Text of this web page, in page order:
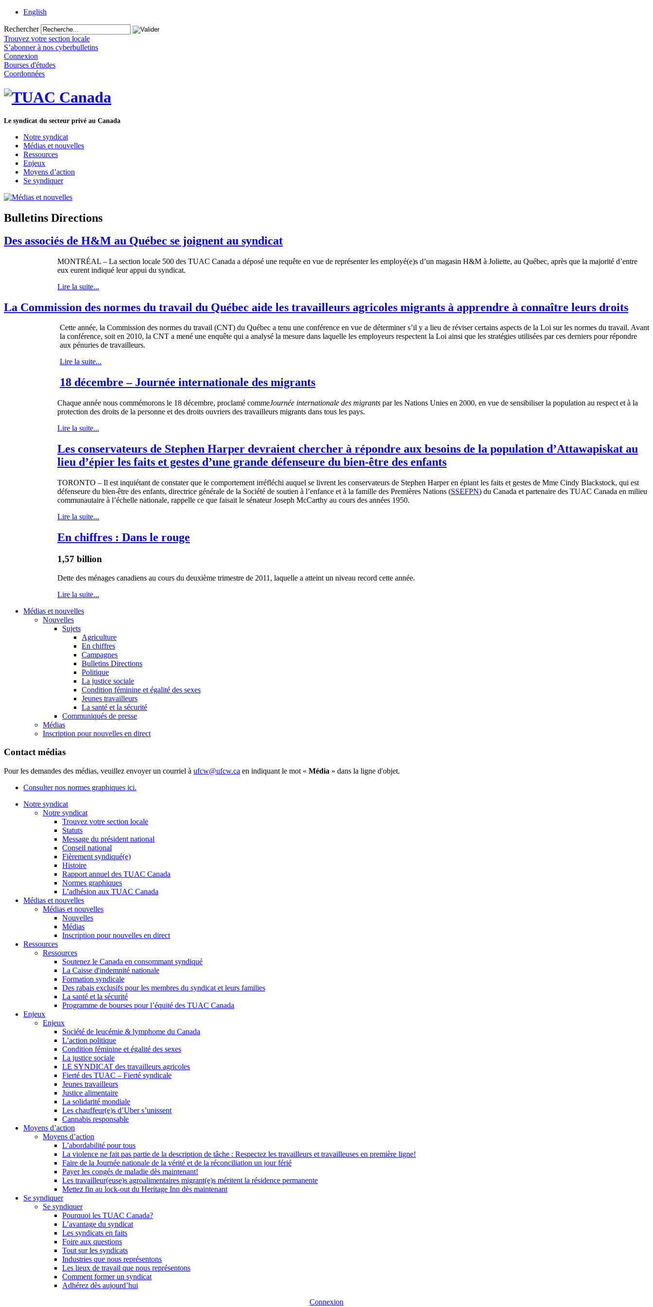
English
Rechercher
Trouvez votre section locale
S’abonner à nos cyberbulletins
Connexion
Bourses d'études
Coordonnées
Le syndicat du secteur privé au Canada
Notre syndicat
Médias et nouvelles
Ressources
Enjeux
Moyens d’action
Se syndiquer
Bulletins Directions
Des associés de H&M au Québec se joignent au syndicat
MONTRÉAL – La section locale 500 des TUAC Canada a déposé une requête en vue de représenter les employé(e)s d’un magasin H&M à Joliette, au Québec, après que la majorité d’entre
eux eurent indiqué leur appui du syndicat.
Lire la suite...
La Commission des normes du travail du Québec aide les travailleurs agricoles migrants à apprendre à connaître leurs droits
Cette année, la Commission des normes du travail (CNT) du Québec a tenu une conférence en vue de déterminer s’il y a lieu de réviser certains aspects de la Loi sur les normes du travail. Avant
la conférence, soit en 2010, la CNT a mené une enquête qui a analysé la mesure dans laquelle les employeurs respectent la Loi ainsi que les stratégies utilisées par ces derniers pour répondre
aux pénuries de travailleurs.
Lire la suite...
18 décembre – Journée internationale des migrants
Chaque année nous commémorons le 18 décembre, proclamé commeJournée internationale des migrants par les Nations Unies en 2000, en vue de sensibiliserla population au respect et à la
protection des droits de la personne et des droits ouvriers des travailleurs migrants dans tous les pays.
Lire la suite...
Les conservateurs de Stephen Harper devraient chercher à répondre aux besoins de la population d’Attawapiskat au
lieu d’épier les faits et gestes d’une grande défenseure du bien-être des enfants
TORONTO – Il est inquiétant de constater que le comportement irréfléchi auquel se livrent les conservateurs de Stephen Harper en épiant les faits et gestes de Mme Cindy Blackstock, qui est
défenseure du bien-être des enfants, directrice générale de la Société de soutien à l’enfance et à la famille des Premières Nations (SSEFPN) du Canada et partenaire des TUAC Canada en milieu
communautaire à l’échelle nationale, rappelle ce que faisait le sénateurJoseph McCarthy au cours des années 1950.
Lire la suite...
En chiffres : Dans le rouge
1,57 billion
Dette des ménages canadiens au cours du deuxième trimestre de 2011, laquelle a atteint un niveau record cette année.
Lire la suite...
Médias et nouvelles
Nouvelles
Sujets
Agriculture
En chiffres
Campagnes
Bulletins Directions
Politique
La justice sociale
Condition féminine et égalité des sexes
Jeunes travailleurs
La santé et la sécurité
Communiqués de presse
Médias
Inscription pour nouvelles en direct
Contact médias
Pour les demandes des médias, veuillez envoyer un courriel à ufcw@ufcw.ca en indiquant le mot « Média » dans la ligne d'objet.
Consulter nos normes graphiques ici.
Notre syndicat
Notre syndicat
Trouvez votre section locale
Statuts
Message du président national
Conseil national
Fièrement syndiqué(e)
Histoire
Rapport annuel des TUAC Canada
Normes graphiques
L’adhésion aux TUAC Canada
Médias et nouvelles
Médias et nouvelles
Nouvelles
Médias
Inscription pour nouvelles en direct
Ressources
Ressources
Soutenez le Canada en consommant syndiqué
La Caisse d'indemnité nationale
Formation syndicale
Des rabais exclusifs pour les membres du syndicat et leurs families
La santé et la sécurité
Programme de bourses pour l’équité des TUAC Canada
Enjeux
Enjeux
Société de leucémie & lymphome du Canada
L’action politique
Condition féminine et égalité des sexes
La justice sociale
LE SYNDICAT des travailleurs agricoles
Fierté des TUAC – Fierté syndicale
Jeunes travailleurs
Justice alimentaire
La solidarité mondiale
Les chauffeur(e)s d’Uber s’unissent
Cannabis responsable
Moyens d’action
Moyens d’action
L’abordabilité pour tous
La violence ne fait pas partie de la description de tâche : Respectez les travailleurs et travailleuses en première ligne!
Faire de la Journée nationale de la vérité et de la réconciliation un jour férié
Payer les congés de maladie dès maintenant!
Les travailleur(euse)s agroalimentaires migrant(e)s méritent la résidence permanente
Mettez fin au lock-out du Heritage Inn dès maintenant
Se syndiquer
Se syndiquer
Pourquoi les TUAC Canada?
L’avantage du syndicat
Les syndicats en faits
Foire aux questions
Tout sur les syndicats
Industries que nous représentons
Les lieux de travail que nous représentons
Comment former un syndicat
Adhérez dès aujourd’hui
Connexion